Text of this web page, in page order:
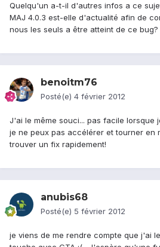
Quelqu'un a-t-il d'autres infos a ce
MAJ 4.0.3 est-elle d'actualité afin de
nous les seuls a être atteint de ce bug?
benoitm76
Posté(e) 4 février 2012
J'ai le même souci... pas facile lorsque
je ne peux pas accélérer et tourner en
trouver un fix rapidement!
anubis68
Posté(e) 5 février 2012
je viens de me rendre compte que j'ai